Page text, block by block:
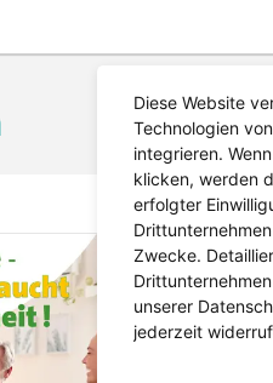
Diese Website
Technologien
integrieren.
klicken, werden
erfolgter
Zwecke.
unserer
jederzeit